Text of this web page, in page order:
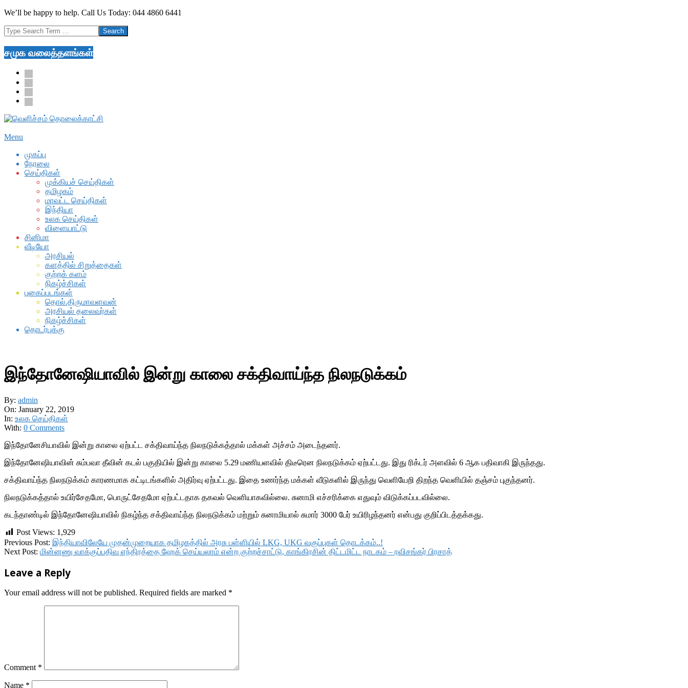
Skip
content
We’ll be happy to help. Call Us Today: 044 4860 6441
Search
சமுக வலைத்தளங்கள்
facebook
twitter
youtube
google
Secondary
Menu
Menu
முகப்பு
நேரலை
செய்திகள்
முக்கியச் செய்திகள்
தமிழகம்
மாவட்ட செய்திகள்
இந்தியா
உலக செய்திகள்
விளையாட்டு
சினிமா
வீடியோ
அரசியல்
களத்தில் சிறுத்தைகள்
குற்றக் களம்
நிகழ்ச்சிகள்
புகைப்படங்கள்
தொல்.திருமாவளவன்
அரசியல் தலைவர்கள்
நிகழ்ச்சிகள்
தொடர்புக்கு
இந்தோனேஷியாவில் இன்று காலை சக்திவாய்ந்த நிலநடுக்கம்
By: admin
On: January 22, 2019
In: உலக செய்திகள்
With: 0 Comments
இந்தோனேசியாவில் இன்று காலை ஏற்பட்ட சக்திவாய்ந்த நிலநடுக்கத்தால் மக்கள் அச்சம் அடைந்தனர்.
இந்தோனேஷியாவின் சும்பவா தீவின் கடல் பகுதியில் இன்று காலை 5.29 மணியளவில் திடீரென நிலநடுக்கம் ஏற்பட்டது. இது ரிக்டர் அளவில் 6 ஆக பதிவாகி இருந்தது.
சக்திவாய்ந்த நிலநடுக்கம் காரணமாக கட்டிடங்களில் அதிர்வு ஏற்பட்டது. இதை உணர்ந்த மக்கள் வீடுகளில் இருந்து வெளியேறி திறந்த வெளியில் தஞ்சம் புகுந்தனர்.
நிலநடுக்கத்தால் உயிர்சேதமோ, பொருட்சேதமோ ஏற்பட்டதாக தகவல் வெளியாகவில்லை. சுனாமி எச்சரிக்கை எதுவும் விடுக்கப்படவில்லை.
கடந்தாண்டில் இந்தோனேஷியாவில் நிகழ்ந்த சக்திவாய்ந்த நிலநடுக்கம் மற்றும் சுனாமியால் சுமார் 3000 பேர் உயிரிழந்தனர் என்பது குறிப்பிடத்தக்கது.
Post Views: 1,929
2019-
01-
Previous Post: இந்தியாவிலேயே முதன்முறையாக தமிழகத்தில் அரசு பள்ளியில் LKG, UKG வகுப்புகள் தொடக்கம்..!
Next Post: மின்னணு வாக்குப்பதிவு எந்திரத்தை ஹேக் செய்யலாம் என்ற குற்றச்சாட்டு, காங்கிரசின் திட்டமிட்ட நாடகம் – ரவிசங்கர் பிரசாத்
Leave a Reply
Your email address will not be published. Required fields are marked *
Comment *
Name *